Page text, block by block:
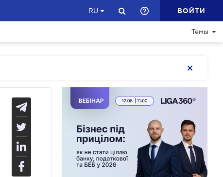
RU ВОЙТИ
Темы